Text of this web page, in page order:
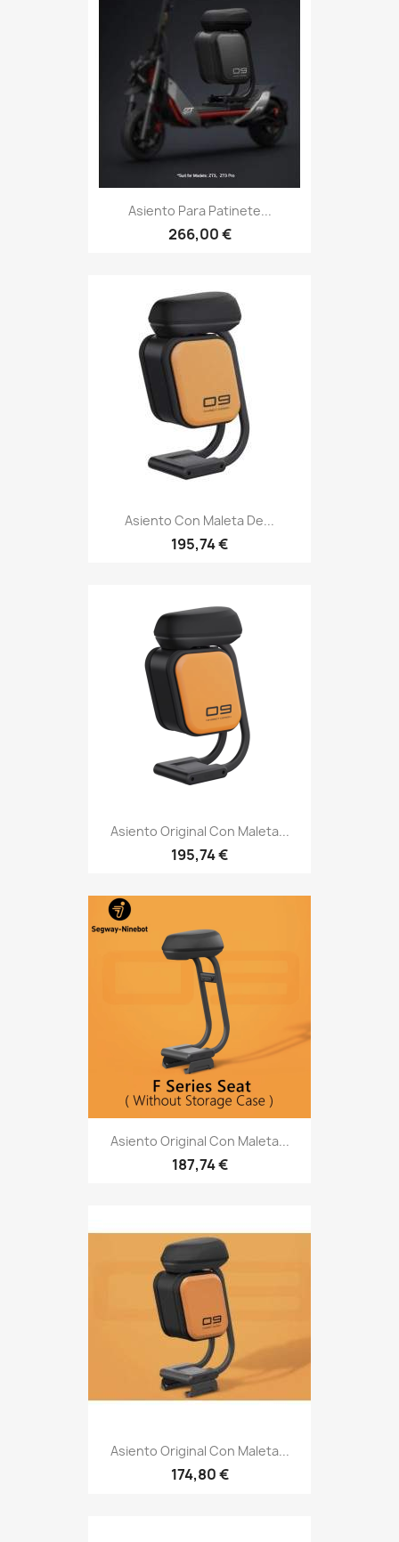
Asiento Para Patinete...
266,00 €
Asiento Con Maleta De...
195,74 €
Asiento Original Con Maleta...
195,74 €
Asiento Original Con Maleta...
187,74 €
Asiento Original Con Maleta...
174,80 €